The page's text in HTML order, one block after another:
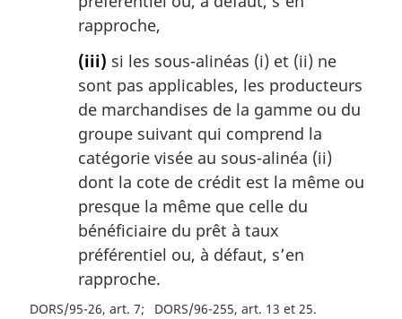
rapproche,
(iii) si les sous-alinéas (i) et (ii) ne
sont pas applicables, les producteurs
de marchandises de la gamme ou du
groupe suivant qui comprend la
catégorie visée au sous-alinéa (ii)
dont la cote de crédit est la même ou
presque la même que celle du
bénéficiaire du prêt à taux
préférentiel ou, à défaut, s’en
rapproche.
DORS/95-26, art. 7 DORS/96-255, art. 13 et 25